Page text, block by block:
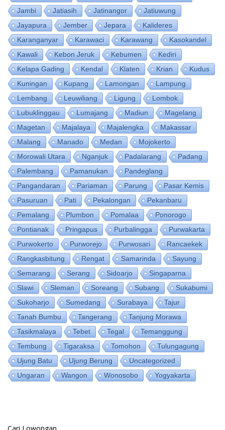
Jambi
Jatiasih Jatinangor
Jatiuwung
Jayapura
Jember Jepara
Kalideres
Karanganyar
Karawaci Karawang
Kasokandel
Kawali
Kebon Jeruk Kebumen
Kediri
Kelapa Gading
Kendal Klaten Krian
Kudus
Kuningan
Kupang Lamongan
Lampung
Lembang
Leuwiliang Ligung
Lombok
Lubuklinggau
Lumajang Madiun
Magelang
Magetan
Majalaya Majalengka
Makassar
Malang
Manado Medan
Mojokerto
Morowali Utara
Nganjuk Padalarang
Padang
Palembang
Pamanukan
Pandeglang
Pangandaran
Pariaman Parung
Pasar Kemis
Pasuruan
Pati Pekalongan
Pekanbaru
Pemalang
Plumbon Pomalaa
Ponorogo
Pontianak
Pringapus Purbalingga
Purwakarta
Purwokerto
Purworejo Purwosari
Rancaekek
Rangkasbitung
Rengat Samarinda
Sayung
Semarang
Serang Sidoarjo
Singaparna
Slawi
Sleman Soreang Subang
Sukabumi
Sukoharjo
Sumedang Surabaya
Tajur
Tanah Bumbu
Tangerang
Tanjung Morawa
Tasikmalaya
Tebet Tegal
Temanggung
Tembung
Tigaraksa Tomohon
Tulungagung
Ujung Batu
Ujung Berung
Uncategorized
Ungaran
Wangon Wonosobo Yogyakarta